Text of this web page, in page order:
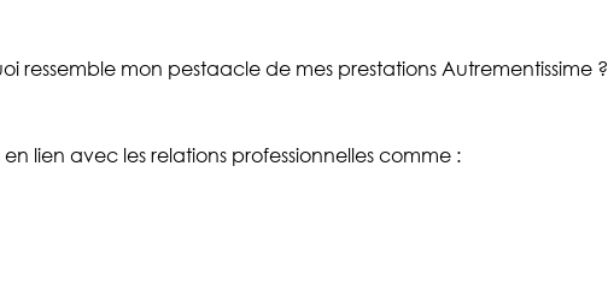
ressemble mon pestaacle de mes prestations Autrementissime ?
en lien avec les relations professionnelles comme :